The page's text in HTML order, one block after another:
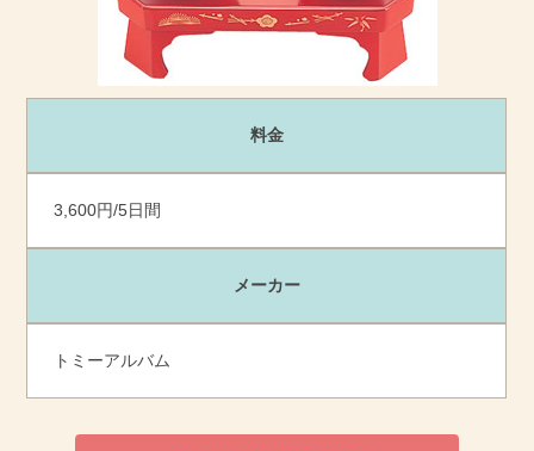
料金
3,600円/5日間
メーカー
トミーアルバム